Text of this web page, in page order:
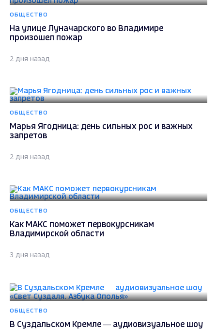
ОБЩЕСТВО
На улице Луначарского во Владимире
произошел пожар
2 дня назад
ОБЩЕСТВО
Марья Ягодница: день сильных рос и важных
запретов
2 дня назад
ОБЩЕСТВО
Как МАКС поможет первокурсникам
Владимирской области
3 дня назад
ОБЩЕСТВО
В Суздальском Кремле — аудиовизуальное шоу